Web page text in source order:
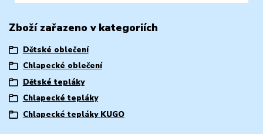
Zboží zařazeno v kategoriích
Dětské oblečení
Chlapecké oblečení
Dětské tepláky
Chlapecké tepláky
Chlapecké tepláky KUGO